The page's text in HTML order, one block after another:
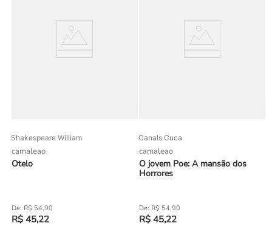
Shakespeare William
camaleao
Otelo
R$ 54,90
R$ 45,22
Canals Cuca
camaleao
O jovem Poe: A mansão dos
Horrores
R$ 54,90
R$ 45,22